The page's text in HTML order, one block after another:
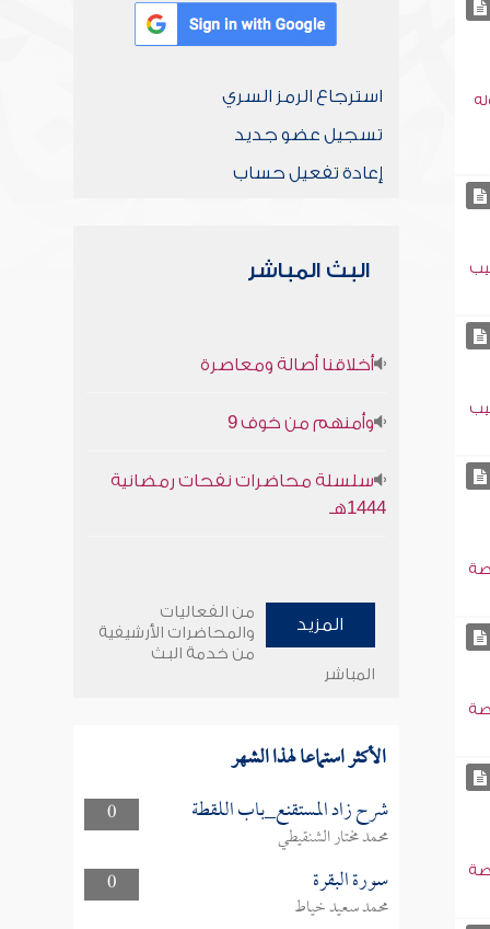
استرجاع الرمز السري
تسجيل عضو جديد
إعادة تفعيل حساب
البث المباشر
أخلاقنا أصالة ومعاصرة
وأمنهم من خوف 9
سلسلة محاضرات نفحات رمضانية
1444هـ
المزيد
من الفعاليات
والمحاضرات الأرشيفية
من خدمة البث
المباشر
الأكثر استماعا لهذا الشهر
0 شرح زاد المستقنع_باب اللقطة
محمد مختار الشنقيطي
0
سورة البقرة
محمد سعيد خياط